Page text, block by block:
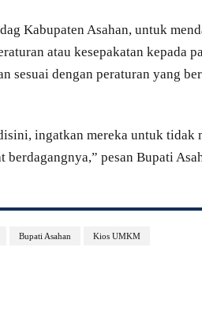
Kabupaten Asahan, untuk
atau kesepakatan kepada
sesuai dengan peraturan yang
ingatkan mereka untuk tidak
pesan Bupati
Bupati Asahan Kios UMKM